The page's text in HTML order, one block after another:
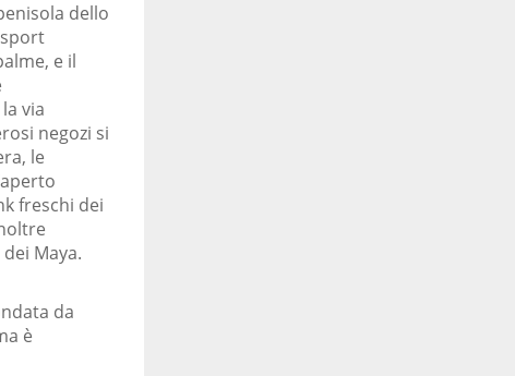
dello
e il
via
negozi si
le
freschi dei
Maya.
da
è